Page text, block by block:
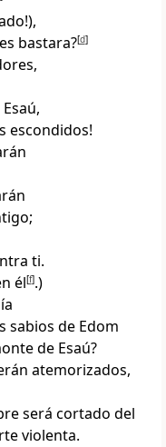
bastara?[d]
,
escondidos!
ti.
él[f].)
sabios de Edom
de Esaú?
atemorizados,
será cortado del
violenta.